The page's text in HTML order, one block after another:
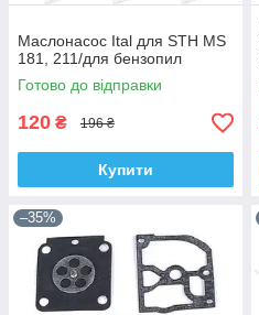
Маслонасос Ital для STH MS
181, 211/для бензопил
Готово до відправки
120 ₴ 196 ₴
Купити
–35%